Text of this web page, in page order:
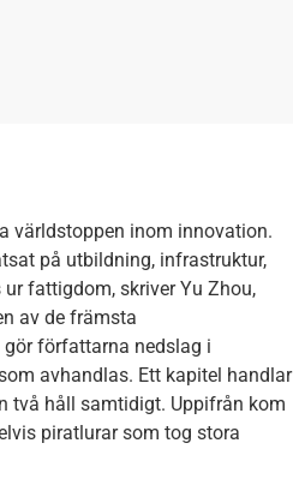
världstoppen inom innovation.
på utbildning, infrastruktur,
fattigdom, skriver Yu Zhou,
av de främsta
gör författarna nedslag i
avhandlas. Ett kapitel handlar
två håll samtidigt. Uppifrån kom
piratlurar som tog stora